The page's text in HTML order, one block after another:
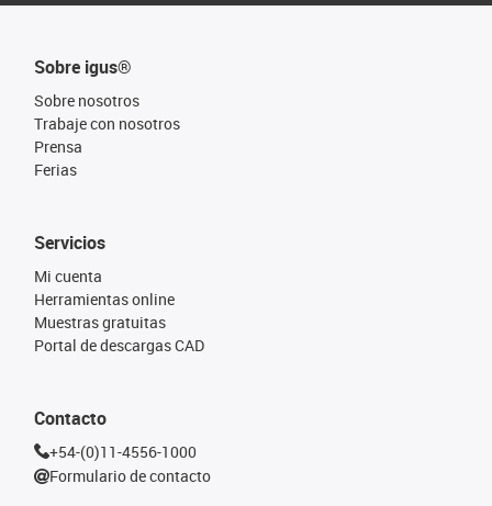
Sobre igus®
Sobre nosotros
Trabaje con nosotros
Prensa
Ferias
Servicios
Mi cuenta
Herramientas online
Muestras gratuitas
Portal de descargas CAD
Contacto
+54-(0)11-4556-1000
Formulario de contacto